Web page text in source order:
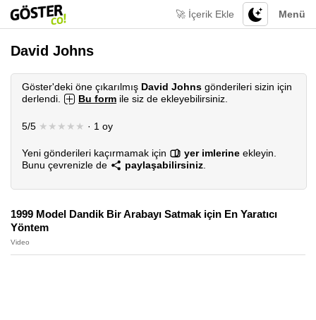
Menü
🚀 İçerik Ekle
David Johns
Göster'deki öne çıkarılmış David Johns gönderileri sizin için
derlendi.
Bu form ile siz de ekleyebilirsiniz.
5/5 ★★★★★ · 1 oy
Yeni gönderileri kaçırmamak için yer imlerine ekleyin.
Bunu çevrenizle de
paylaşabilirsiniz
1999 Model Dandik Bir Arabayı Satmak için En Yaratıcı
Yöntem
Video